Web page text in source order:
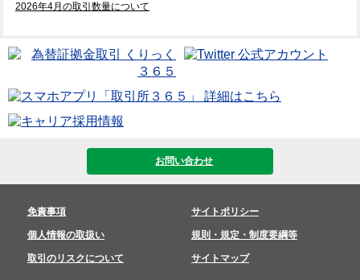
2026年4月の取引数量について
お問い合わせ
免責事項 サイトポリシー
個人情報の取扱い 規則・規定・制度要綱等
取引のリスクについて サイトマップ